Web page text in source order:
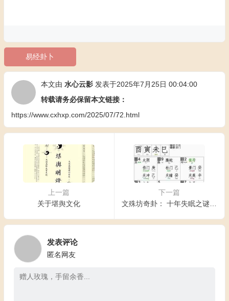
易经卦卜
本文由 水心云影 发表于2025年7月25日 00:04:00
转载请务必保留本文链接：
https://www.cxhxp.com/2025/07/72.html
上一篇
关于堪舆文化
下一篇
文殊坊奇卦： 十年失眠之谜，一卦点破天机
发表评论
匿名网友